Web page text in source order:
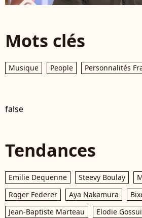
Mots clés
Musique People Personnalités
false
Tendances
Emilie Dequenne Steevy Boulay
Roger Federer
Aya Nakamura
Jean-Baptiste Marteau
Elodie